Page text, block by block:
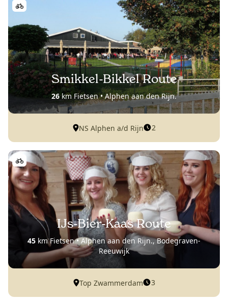
Smikkel-Bikkel Route
26km Fietsen • Alphen aan den Rijn.
NS Alphen a/d Rijn 2
IJs-Bier-Kaas Route
45 km Fietsen • Alphen aan den Rijn., Bodegraven-
Reeuwijk
Top Zwammerdam 3